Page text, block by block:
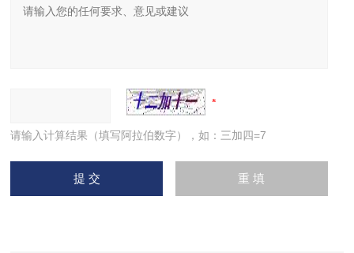
请输入计算结果（填写阿拉伯数字），如：三加四=7